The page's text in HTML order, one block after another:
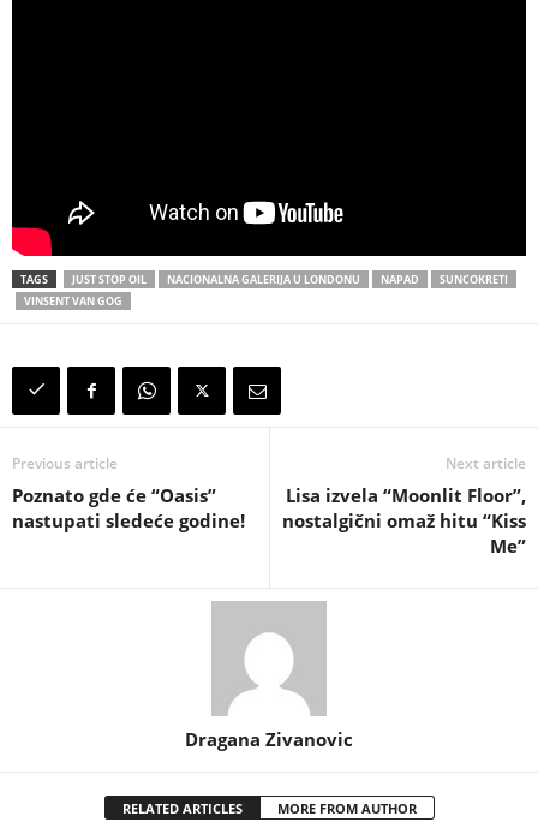
TAGS JUST STOP OIL NACIONALNA GALERIJA U LONDONU NAPAD
SUNCOKRETI
VINSENT VAN GOG
Previous article
Poznato gde će “Oasis”
nastupati sledeće godine!
Next article
Lisa izvela “Moonlit Floor”,
nostalgični omaž hitu “Kiss
Me”
Dragana Zivanovic
RELATED ARTICLES MORE FROM AUTHOR